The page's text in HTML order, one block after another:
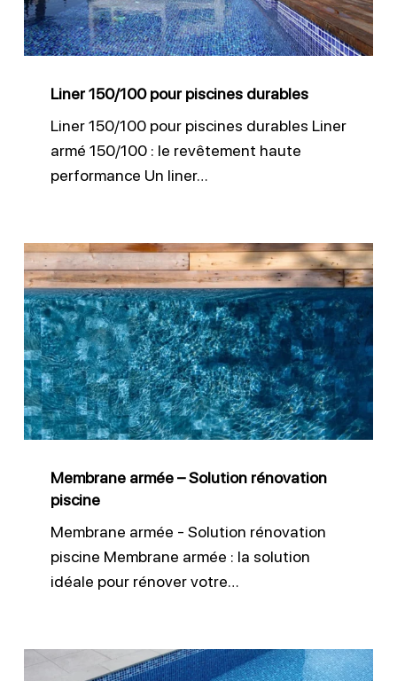
Liner 150/100 pour piscines durables
Liner 150/100 pour piscines durables Liner
armé 150/100 : le revêtement haute
performance Un liner…
Membrane
armée
–
Solution
rénovation
piscine
Membrane armée – Solution rénovation
piscine
Membrane armée - Solution rénovation
piscine Membrane armée : la solution
idéale pour rénover votre…
Revêtement